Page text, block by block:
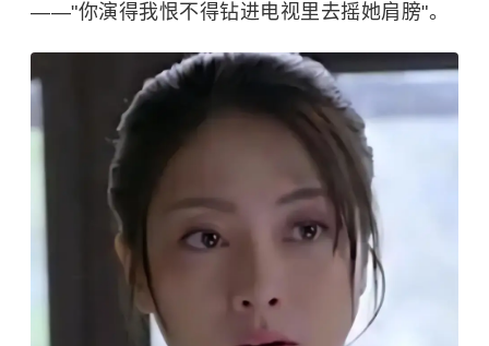
——"你演得我恨不得钻进电视里去摇她肩膀"。